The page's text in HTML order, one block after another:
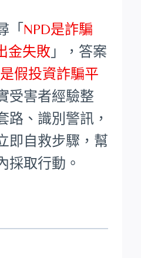
「 NPD是詐騙
金失敗 」，答案
假投資詐騙平
受害者經驗整
路、識別警訊，
即自救步驟，幫
採取行動。